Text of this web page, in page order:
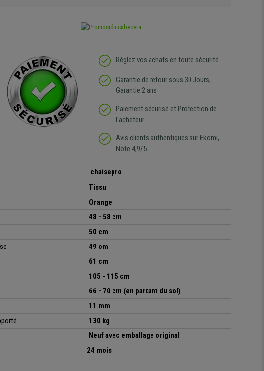
Réglez vos achats en toute sécurité
Garantie de retour sous 30 Jours,
Garantie 2 ans
Paiement sécurisé et Protection de
l'acheteur
Avis clients authentiques sur Ekomi,
Note 4,9/5
chaisepro
Tissu
Orange
48 - 58 cm
50 cm
49 cm
61 cm
105 - 115 cm
66 - 70 cm (en partant du sol)
11 mm
130 kg
Neuf avec emballage original
24 mois